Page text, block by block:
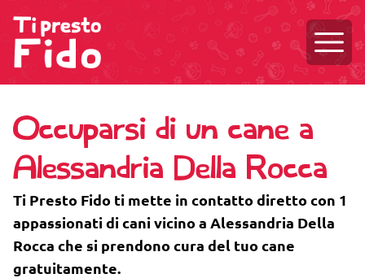
Occuparsi di un cane a
Alessandria Della Rocca
Ti Presto Fido ti mette in contatto diretto con 1
appassionati di cani vicino a Alessandria Della
Rocca che si prendono cura del tuo cane
gratuitamente.